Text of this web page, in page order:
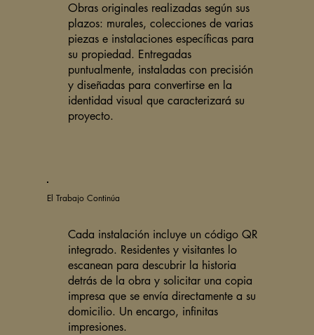
Obras originales realizadas según sus
plazos: murales, colecciones de varias
piezas e instalaciones específicas para
su propiedad. Entregadas
puntualmente, instaladas con precisión
y diseñadas para convertirse en la
identidad visual que caracterizará su
proyecto.
El Trabajo Continúa
Cada instalación incluye un código QR
integrado. Residentes y visitantes lo
escanean para descubrir la historia
detrás de la obra y solicitar una copia
impresa que se envía directamente a su
domicilio. Un encargo, infinitas
impresiones.